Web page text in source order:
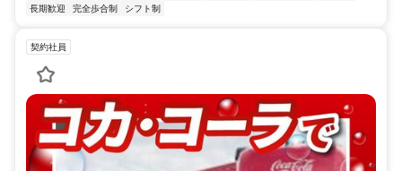
長期歓迎
完全歩合制 シフト制
契約社員